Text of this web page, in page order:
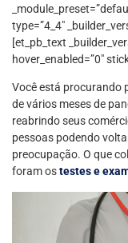
type=”4_4″
[et_pb_text
hover_enabled=”0″
Você está procurando
de vários meses de
reabrindo seus
pessoas podendo
preocupação. O que
foram ostestes e